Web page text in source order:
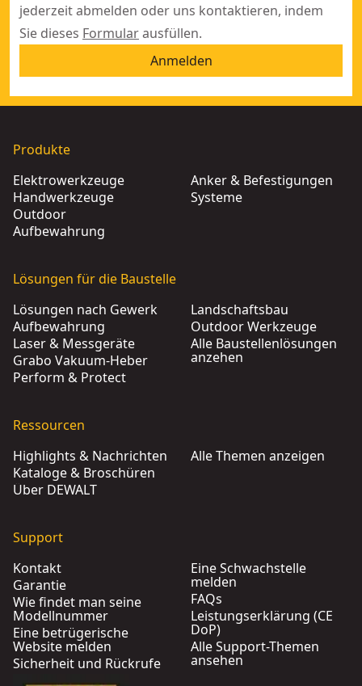
jederzeit abmelden oder uns kontaktieren, indem
Sie dieses Formularausfüllen.
Anmelden
Produkte
Elektrowerkzeuge
Handwerkzeuge
Outdoor
Aufbewahrung
Anker & Befestigungen
Systeme
Lösungen für die Baustelle
Lösungen nach Gewerk
Aufbewahrung
Laser & Messgeräte
Grabo Vakuum-Heber
Perform & Protect
Landschaftsbau
Outdoor Werkzeuge
Alle Baustellenlösungen
anzehen
Ressourcen
Highlights & Nachrichten
Kataloge & Broschüren
Über DEWALT
Alle Themen anzeigen
Support
Kontakt
Garantie
Wie findet man seine
Modellnummer
Eine betrügerische
Website melden
Sicherheit und Rückrufe
Eine Schwachstelle
melden
FAQs
Leistungserklärung (CE
DoP)
Alle Support-Themen
ansehen